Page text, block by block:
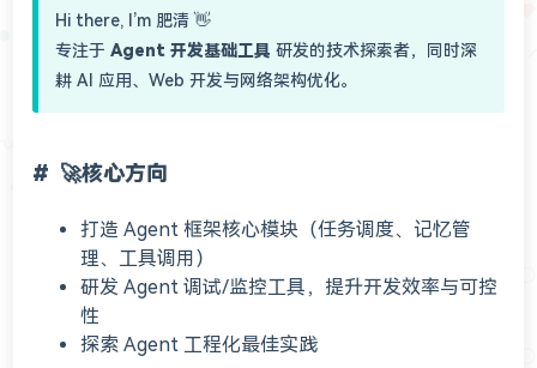
Hi there, I’m 肥清 👋
专注于 Agent 开发基础工具 研发的技术探索者，同时深
耕 AI 应用、Web 开发与网络架构优化。
🚀核心方向
打造 Agent 框架核心模块（任务调度、记忆管
理、工具调用）
研发 Agent 调试/监控工具，提升开发效率与可控
性
探索 Agent 工程化最佳实践